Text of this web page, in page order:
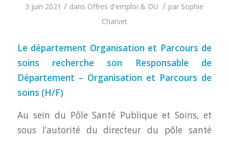
3 juin 2021 / dans Offres d'emploi & DU / par Sophie
Charvet
Le département Organisation et Parcours de
soins recherche son Responsable de
Département – Organisation et Parcours de
soins (H/F)
Au sein du Pôle Santé Publique et Soins, et
sous l’autorité du directeur du pôle santé